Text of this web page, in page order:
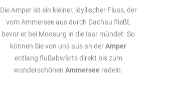
Die Amper ist ein kleiner, idyllischer Fluss, der
vom Ammersee aus durch Dachau fließt,
bevor er bei Moosurg in die Isar mündet. So
können Sie von uns aus an derAmper
entlang flußabwärts direkt bis zum
wunderschönenAmmersee radeln.